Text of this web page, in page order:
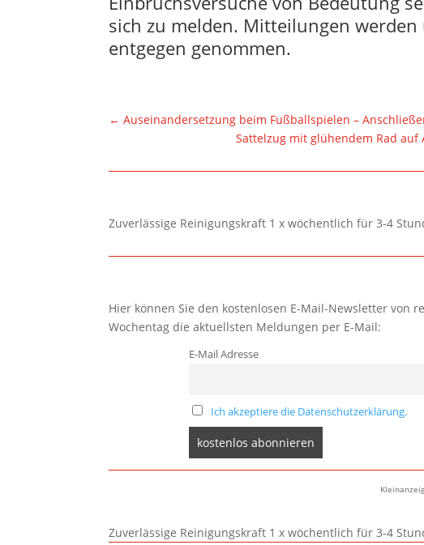
sich zu melden. Mitteilungen
entgegen genommen.
←Auseinandersetzung beim Fußballspielen –
Sattelzug mit glühendem Rad
Zuverlässige Reinigungskraft 1 x wöchentlich für 3-4
Hier können Sie den kostenlosen E-Mail-Newsletter von
Wochentag die aktuellsten Meldungen per E-Mail:
E-Mail Adresse
Ich akzeptiere die Datenschutzerklärung.
Zuverlässige Reinigungskraft 1 x wöchentlich für 3-4